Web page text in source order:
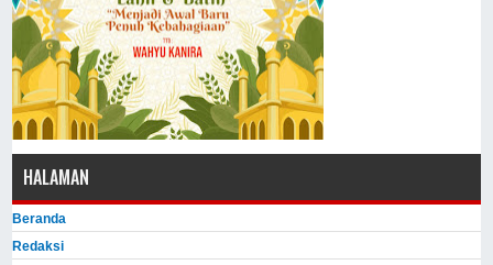
HALAMAN
Beranda
Redaksi